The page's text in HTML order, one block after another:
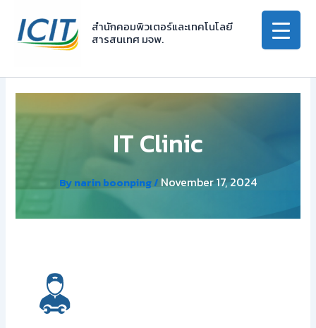
content
สำนักคอมพิวเตอร์และเทคโนโลยี
สารสนเทศ มจพ.
IT Clinic
Bynarin boonping/ November 17, 2024